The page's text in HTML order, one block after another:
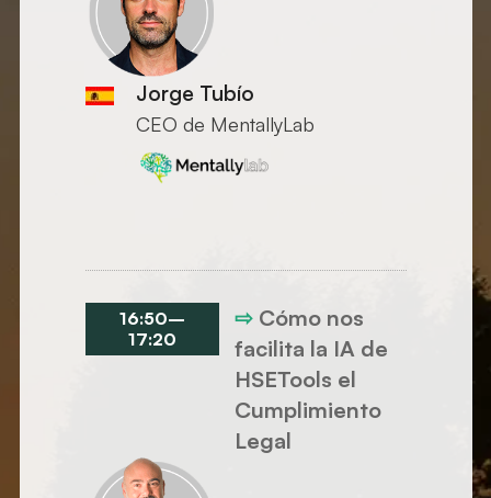
Jorge Tubío
CEO de MentallyLab
16:50–
17:20
⇨ Cómo nos
facilita la IA de
HSETools el
Cumplimiento
Legal